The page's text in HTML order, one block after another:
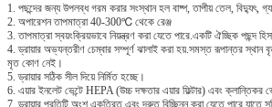
1. পছন্দের জন্য উপলব্ধ গরম করার সংস্থান হল বাষ্প, তাপীয় তেল, বিদ্যুৎ,
2. অপারেশন তাপমাত্রা 40-300℃ থেকে রেঞ্জ
3. তাপমাত্রা স্বয়ংক্রিয়ভাবে নিয়ন্ত্রণ করা যেতে পারে.একটি ঐচ্ছিক পছন্দ
4. ড্রায়ার অভ্যন্তরীণ চেম্বার সম্পূর্ণ ঝালাই করা হয়.সমস্ত রূপান্তর
মৃত কোণ নেই।
5. ড্রায়ার সঠিক সীল দিয়ে নির্মিত হচ্ছে।
6. এয়ার ইনলেট ভেন্টে HEPA (উচ্চ দক্ষতার এয়ার ফিল্টার) এবং ক্লান্তিকর
7. ড্রায়ার প্রতিটি অংশ একত্রিত এবং দ্রুত বিচ্ছিন্ন করা যেতে পারে যাতে